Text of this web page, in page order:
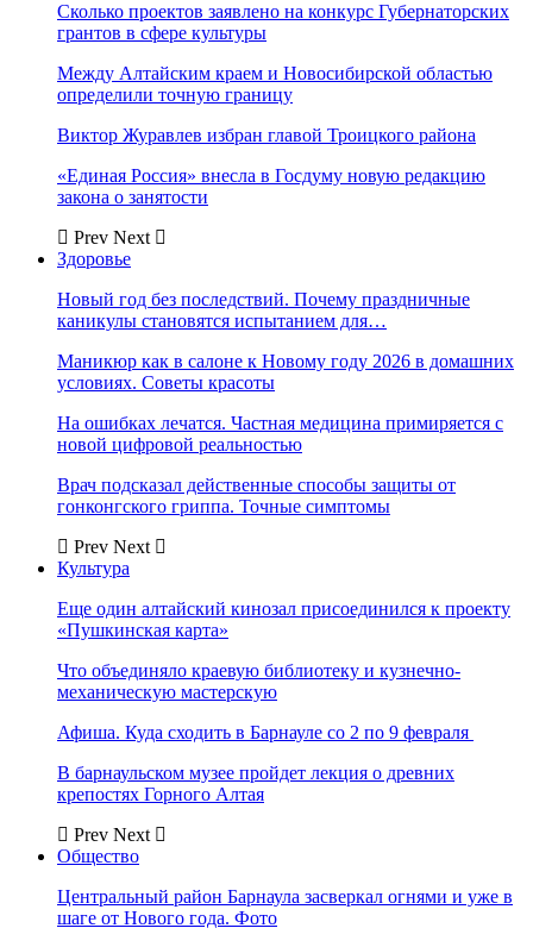
Сколько проектов заявлено на конкурс Губернаторских
грантов в сфере культуры
Между Алтайским краем и Новосибирской областью
определили точную границу
Виктор Журавлев избран главой Троицкого района
«Единая Россия» внесла в Госдуму новую редакцию
закона о занятости
Prev Next
Здоровье
Новый год без последствий. Почему праздничные
каникулы становятся испытанием для…
Маникюр как в салоне к Новому году 2026 в домашних
условиях. Советы красоты
На ошибках лечатся. Частная медицина примиряется с
новой цифровой реальностью
Врач подсказал действенные способы защиты от
гонконгского гриппа. Точные симптомы
Prev Next
Культура
Еще один алтайский кинозал присоединился к проекту
«Пушкинская карта»
Что объединяло краевую библиотеку и кузнечно-
механическую мастерскую
Афиша. Куда сходить в Барнауле со 2 по 9 февраля
В барнаульском музее пройдет лекция о древних
крепостях Горного Алтая
Prev Next
Общество
Центральный район Барнаула засверкал огнями и уже в
шаге от Нового года. Фото